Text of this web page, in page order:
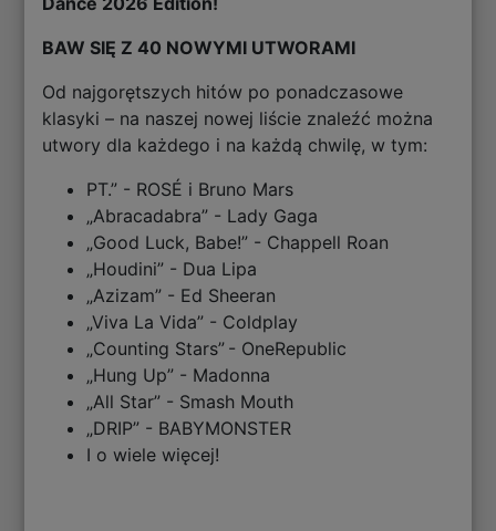
BAW SIĘ Z 40 NOWYMI UTWORAMI
Od najgorętszych hitów po ponadczasowe
klasyki – na naszej nowej liście znaleźć można
utwory dla każdego i na każdą chwilę, w tym:
PT.” - ROSÉ i Bruno Mars
„Abracadabra” - Lady Gaga
„Good Luck, Babe!” - Chappell Roan
„Houdini” - Dua Lipa
„Azizam” - Ed Sheeran
„Viva La Vida” - Coldplay
„Counting Stars” - OneRepublic
„Hung Up” - Madonna
„All Star” - Smash Mouth
„DRIP” - BABYMONSTER
I o wiele więcej!